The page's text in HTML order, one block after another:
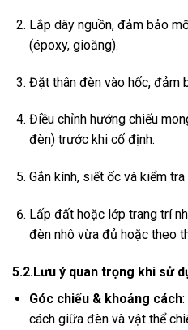
Lắp dây nguồn, đảm bảo
(époxy, gioăng).
Đặt thân đèn vào hốc, đảm
Điều chỉnh hướng chiếu
đèn) trước khi cố định.
Gắn kính, siết ốc và kiểm
Lấp đất hoặc lớp trang trí
đèn nhô vừa đủ hoặc theo
5.2.Lưu ý quan trọng khi sử
Góc chiếu & khoảng cách:
cách giữa đèn và vật thể